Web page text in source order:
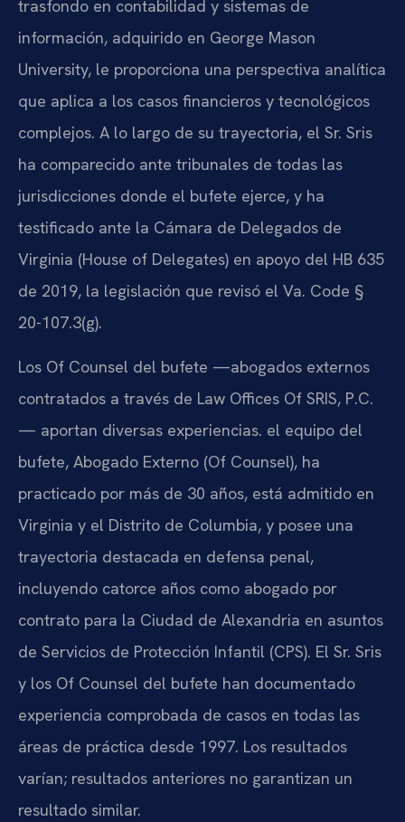
trasfondo en contabilidad y sistemas de
información, adquirido en George Mason
University, le proporciona una perspectiva analítica
que aplica a los casos financieros y tecnológicos
complejos. A lo largo de su trayectoria, el Sr. Sris
ha comparecido ante tribunales de todas las
jurisdicciones donde el bufete ejerce, y ha
testificado ante la Cámara de Delegados de
Virginia (House of Delegates) en apoyo del HB 635
de 2019, la legislación que revisó el Va. Code §
20-107.3(g).
Los Of Counsel del bufete —abogados externos
contratados a través de Law Offices Of SRIS, P.C.
— aportan diversas experiencias. el equipo del
bufete, Abogado Externo (Of Counsel), ha
practicado por más de 30 años, está admitido en
Virginia y el Distrito de Columbia, y posee una
trayectoria destacada en defensa penal,
incluyendo catorce años como abogado por
contrato para la Ciudad de Alexandria en asuntos
de Servicios de Protección Infantil (CPS). El Sr. Sris
y los Of Counsel del bufete han documentado
experiencia comprobada de casos en todas las
áreas de práctica desde 1997. Los resultados
varían; resultados anteriores no garantizan un
resultado similar.